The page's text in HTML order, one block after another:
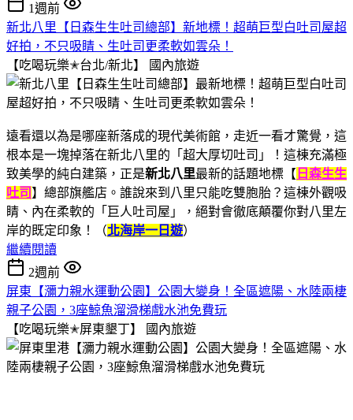
1週前
新北八里【日森生生吐司總部】新地標！超萌巨型白吐司屋超
好拍，不只吸睛、生吐司更柔軟如雲朵！
【吃喝玩樂✭台北/新北】
國內旅遊
遠看還以為是哪座新落成的現代美術館，走近一看才驚覺，這
根本是一塊掉落在新北八里的「超大厚切吐司」！這棟充滿極
致美學的純白建築，正是新北八里最新的話題地標【 日森生生
吐司 】總部旗艦店。誰說來到八里只能吃雙胞胎？這棟外觀吸
睛、內在柔軟的「巨人吐司屋」，絕對會徹底顛覆你對八里左
岸的既定印象！（北海岸一日遊）
繼續閱讀
2週前
屏東【瀰力親水運動公園】公園大變身！全區遮陽、水陸兩棲
親子公園，3座鯨魚溜滑梯戲水池免費玩
【吃喝玩樂✭屏東墾丁】
國內旅遊